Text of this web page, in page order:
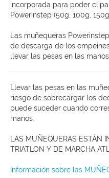
incorporada para poder
Powerinstep (50g, 100g,
Las muñequeras
de descarga de los
llevar las pesas en las manos.
Llevar las pesas en las
riesgo de sobrecargar los
puede suceder cuando
manos.
LAS MUÑEQUERAS ESTÁN
TRIATLON Y DE MARCHA
Información sobre las